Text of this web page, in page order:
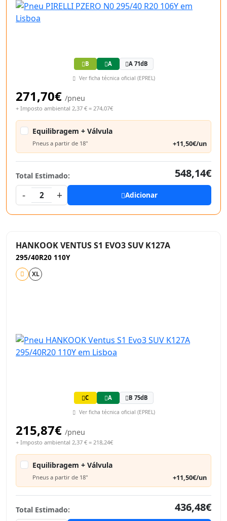
B A A 71dB
Ver ficha técnica oficial (EPREL)
271,70€ /pneu
+ Imposto ambiental 2,37 € = 274,07€
Equilibragem + Válvula
Pneus a partir de 18" +11,50€/un
Total Estimado:
548,14€
-
2 + Adicionar
HANKOOK VENTUS S1 EVO3 SUV K127A
295/40R20 110Y
XL
C A B 75dB
Ver ficha técnica oficial (EPREL)
215,87€ /pneu
+ Imposto ambiental 2,37 € = 218,24€
Equilibragem + Válvula
Pneus a partir de 18" +11,50€/un
Total Estimado:
436,48€